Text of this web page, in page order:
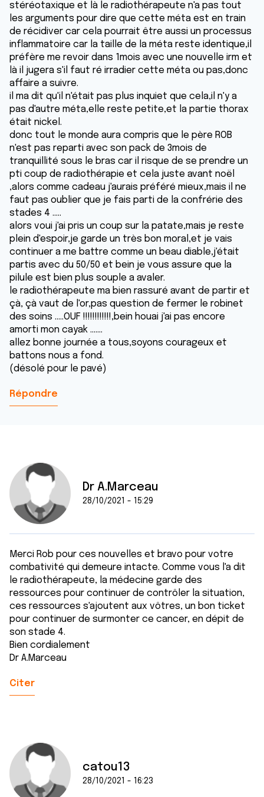
stéréotaxique et là le radiothérapeute n'a pas tout
les arguments pour dire que cette méta est en train
de récidiver car cela pourrait être aussi un processus
inflammatoire car la taille de la méta reste identique,il
préfère me revoir dans 1mois avec une nouvelle irm et
là il jugera s'il faut ré irradier cette méta ou pas,donc
affaire a suivre.
il ma dit qu'il n'était pas plus inquiet que cela,il n'y a
pas d'autre méta,elle reste petite,et la partie thorax
était nickel.
donc tout le monde aura compris que le père ROB
n'est pas reparti avec son pack de 3mois de
tranquillité sous le bras car il risque de se prendre un
pti coup de radiothérapie et cela juste avant noël
,alors comme cadeau j'aurais préféré mieux,mais il ne
faut pas oublier que je fais parti de la confrérie des
stades 4 .....
alors voui j'ai pris un coup sur la patate,mais je reste
plein d'espoir,je garde un très bon moral,et je vais
continuer a me battre comme un beau diable,j'était
partis avec du 50/50 et bein je vous assure que la
pilule est bien plus souple a avaler.
le radiothérapeute ma bien rassuré avant de partir et
çà, çà vaut de l'or,pas question de fermer le robinet
des soins .....OUF !!!!!!!!!!!!,bein houai j'ai pas encore
amorti mon cayak .......
allez bonne journée a tous,soyons courageux et
battons nous a fond.
(désolé pour le pavé)
Répondre
Dr A.Marceau
28/10/2021 - 15:29
Merci Rob pour ces nouvelles et bravo pour votre
combativité qui demeure intacte. Comme vous l'a dit
le radiothérapeute, la médecine garde des
ressources pour continuer de contrôler la situation,
ces ressources s'ajoutent aux vôtres, un bon ticket
pour continuer de surmonter ce cancer, en dépit de
son stade 4.
Bien cordialement
Dr A.Marceau
Citer
catou13
28/10/2021 - 16:23